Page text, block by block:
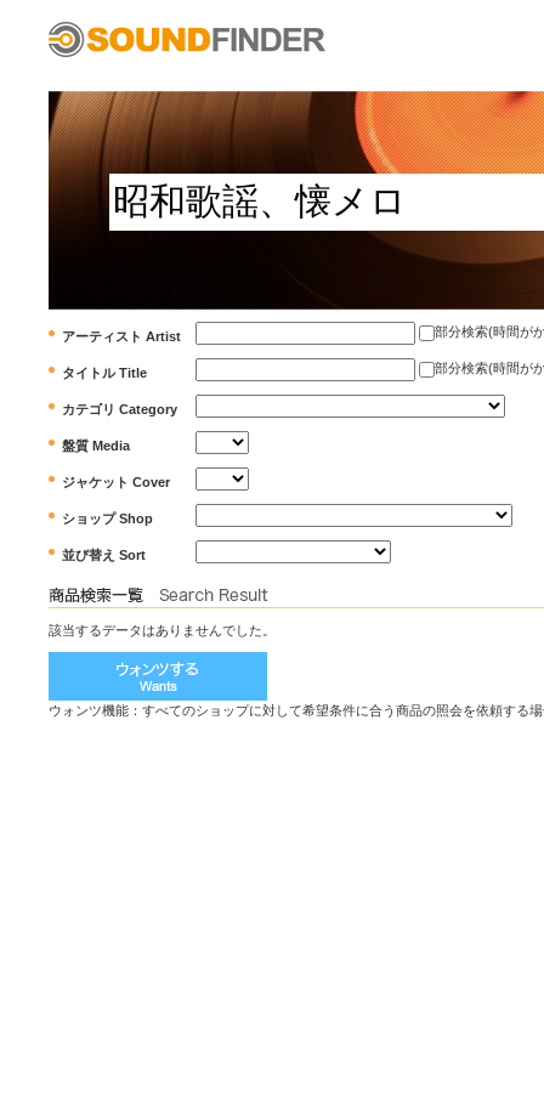
アーティスト Artist 部分検索(時間が
タイトル Title 部分検索(時間が
カテゴリ Category
盤質 Media
ジャケット Cover
ショップ Shop
並び替え Sort
該当するデータはありませんでした。
ウォンツ機能：すべてのショップに対して希望条件に合う商品の照会を依頼する